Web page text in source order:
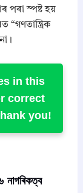
পৰা স্পষ্ট হয়
“গণতান্ত্ৰিক
in this
correct
you!
নাগৰিকত্ব